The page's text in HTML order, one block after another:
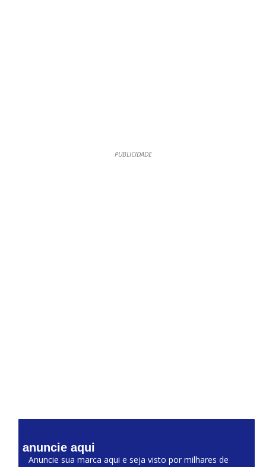
PUBLICIDADE
anuncie aqui
Anuncie sua marca aqui e seja visto por milhares de